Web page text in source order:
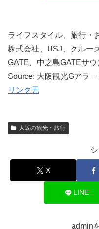
ライフスタイル、旅行・
株式会社、USJ、クルー
GATE、中之島GATEサ
Source: 大阪観光Gアラー
リンク元
大阪の観光・旅行
X
LINE
admin